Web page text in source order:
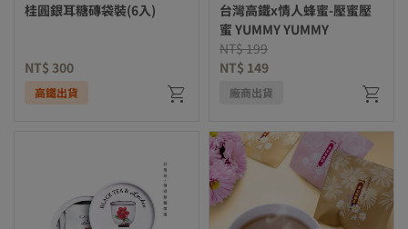
桂圓銀耳糖磚袋裝(6入)
NT$ 300
高鐵出貨
台灣高鐵x情人蜂蜜-壓蜜壓
蜜 YUMMY YUMMY
Price reduced from
NT$ 199to
NT$ 149
廠商出貨